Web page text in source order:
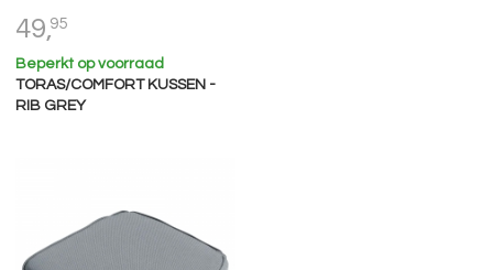
49,95
Beperkt op voorraad
TORAS/COMFORT KUSSEN -
RIB GREY